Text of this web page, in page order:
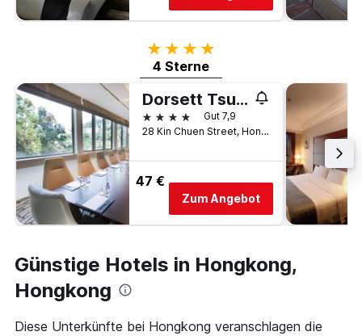
4 Sterne
4 Sterne
Dorsett Tsuen Wan, Hong Kong
4 Sterne
Gut 7,9
28 Kin Chuen Street, Hongkong, Hongkong
47 €
Zum Angebot
Günstige Hotels in Hongkong,
Hongkong
Diese Unterkünfte bei Hongkong veranschlagen die